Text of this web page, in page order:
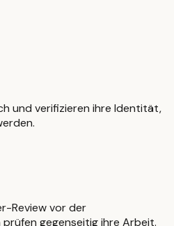
und verifizieren ihre Identität,
Review vor der
gegenseitig ihre Arbeit.